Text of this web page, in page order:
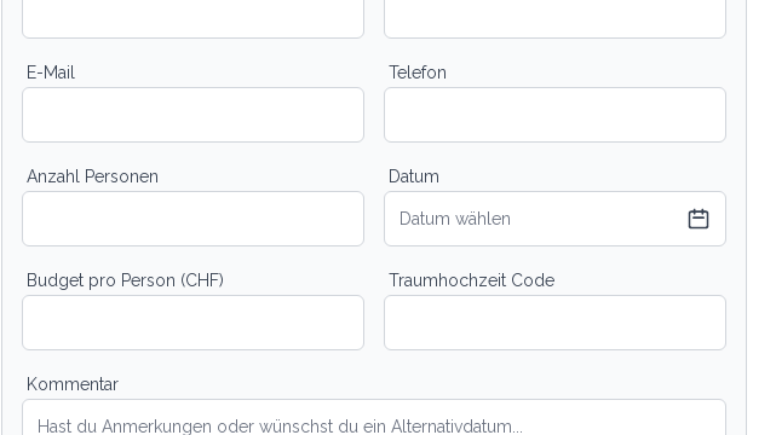
E-Mail Telefon
Anzahl Personen Datum
Datum wählen
Budget pro Person (CHF) Traumhochzeit Code
Kommentar